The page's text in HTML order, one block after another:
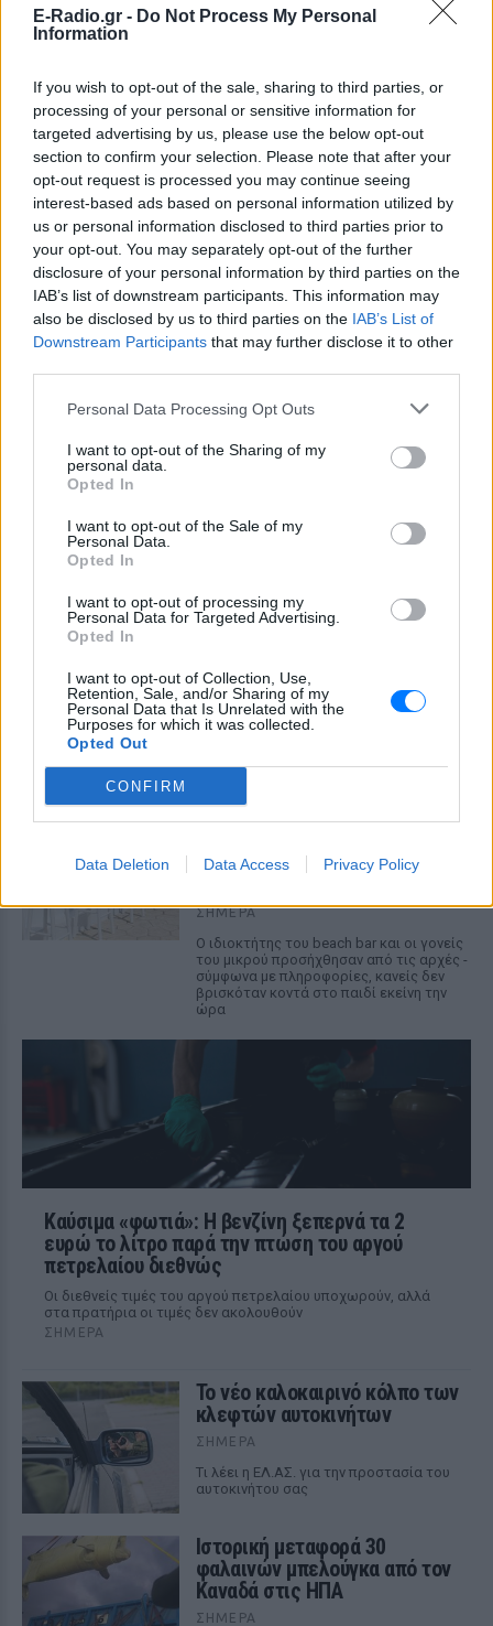
E-Radio.gr - Do Not Process My Personal
Information
If you wish to opt-out of the sale, sharing to third parties, or
processing of your personal or sensitive information for
targeted advertising by us, please use the below opt-out
section to confirm your selection. Please note that after your
opt-out request is processed you may continue seeing
interest-based ads based on personal information utilized by
us or personal information disclosed to third parties prior to
your opt-out. You may separately opt-out of the further
disclosure of your personal information by third parties on the
IAB’s list of downstream participants. This information may
also be disclosed by us to third parties on the IAB’s List of
Downstream Participants that may further disclose it to other
Personal Data Processing Opt Outs
I want to opt-out of the Sharing of my
personal data.
Opted In
I want to opt-out of the Sale of my
Personal Data.
Opted In
I want to opt-out of processing my
Personal Data for Targeted Advertising.
Opted In
I want to opt-out of Collection, Use,
Retention, Sale, and/or Sharing of my
Personal Data that Is Unrelated with the
Purposes for which it was collected.
Opted Out
CONFIRM
Data Deletion Data Access Privacy Policy
ΔΕΙΤΕ ΕΠΙΣΗΣ
ΣΤΗΝ ΙΔΙΑ ΚΑΤΗΓΟΡΙΑ
Ουκρανία: Βίντεο σοκ με
19χρονο να οδηγείται με τη βία
για επιστράτευση ‑ Τι είναι το
«busification»
ΣΉΜΕΡΑ
επαναφέρει τη συζήτηση για το λεγόμενο
19χρονο να οδηγείται με τη βία
για επιστράτευση ‑ Τι είναι το
ΣΉΜΕΡΑ
Βίντεο που φέρεται να δείχνει βίαιη
μεταφορά άνδρα για στρατιωτική
Πάρο: 4χρονος έχασε τη ζωή
Βούτηξε ο μπάρμαν για να τον
ΣΉΜΕΡΑ
Ο ιδιοκτήτης του beach bar και οι γονείς
του μικρού προσήχθησαν από τις αρχές -
σύμφωνα με πληροφορίες, κανείς δεν
βρισκόταν κοντά στο παιδί εκείνη την
ώρα
Καύσιμα «φωτιά»: Η βενζίνη ξεπερνά τα 2
ευρώ το λίτρο παρά την πτώση του αργού
πετρελαίου διεθνώς
Οι διεθνείς τιμές του αργού πετρελαίου υποχωρούν, αλλά
στα πρατήρια οι τιμές δεν ακολουθούν
ΣΉΜΕΡΑ
Το νέο καλοκαιρινό κόλπο των
κλεφτών αυτοκινήτων
ΣΉΜΕΡΑ
Tι λέει η ΕΛ.ΑΣ. για την προστασία του
αυτοκινήτου σας
Ιστορική μεταφορά 30
φαλαινών μπελούγκα από τον
Καναδά στις ΗΠΑ
ΣΉΜΕΡΑ